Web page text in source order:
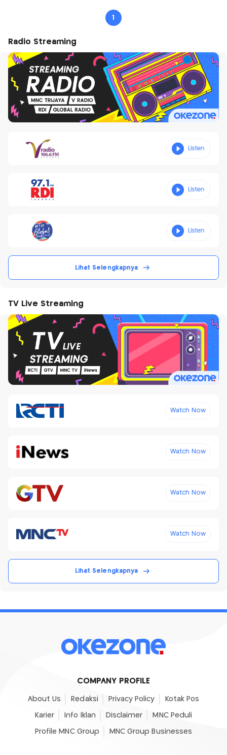
1
Radio Streaming
Lihat Selengkapnya
TV Live Streaming
Watch Now
Watch Now
Watch Now
Watch Now
Lihat Selengkapnya
COMPANY PROFILE
About Us Redaksi Privacy Policy Kotak Pos
Karier Info Iklan Disclaimer MNC Peduli
Profile MNC Group MNC Group Businesses